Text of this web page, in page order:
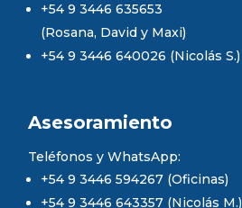
+54 9 3446 635653
(Rosana, David y Maxi)
+54 9 3446 640026 (Nicolás S.)
Asesoramiento
Teléfonos y WhatsApp:
+54 9 3446 594267 (Oficinas)
+54 9 3446 643357 (Nicolás M.)